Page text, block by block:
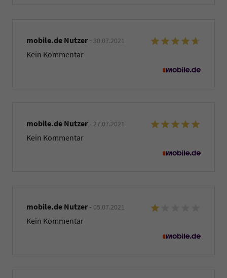
mobile.de Nutzer- 30.07.2021
Kein Kommentar
mobile.de Nutzer- 27.07.2021
Kein Kommentar
mobile.de Nutzer- 05.07.2021
Kein Kommentar